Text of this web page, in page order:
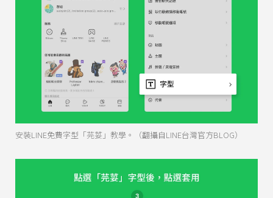
安裝LINE免費字型「芫荽」教學。（翻攝自LINE台灣官方BLOG）